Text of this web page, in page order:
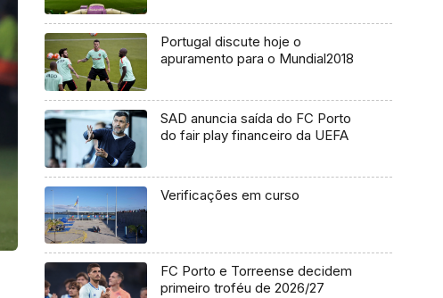
Portugal discute hoje o
apuramento para o Mundial2018
SAD anuncia saída do FC Porto
do fair play financeiro da UEFA
Verificações em curso
FC Porto e Torreense decidem
primeiro troféu de 2026/27